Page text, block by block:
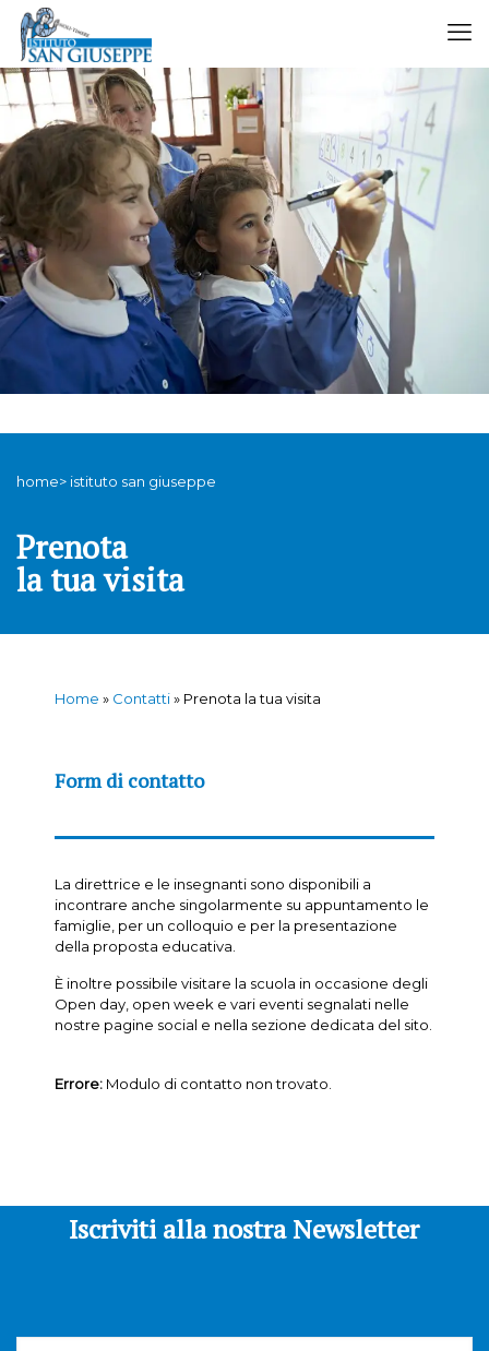
home> istituto san giuseppe
Prenota
la tua visita
Home » Contatti» Prenota la tua visita
Form di contatto
La direttrice e le insegnanti sono disponibili a
incontrare anche singolarmente su appuntamento le
famiglie, per un colloquio e per la presentazione
della proposta educativa.
È inoltre possibile visitare la scuola in occasione degli
Open day, open week e vari eventi segnalati nelle
nostre pagine social e nella sezione dedicata del sito.
Errore:Modulo di contatto non trovato.
Iscriviti alla nostra Newsletter